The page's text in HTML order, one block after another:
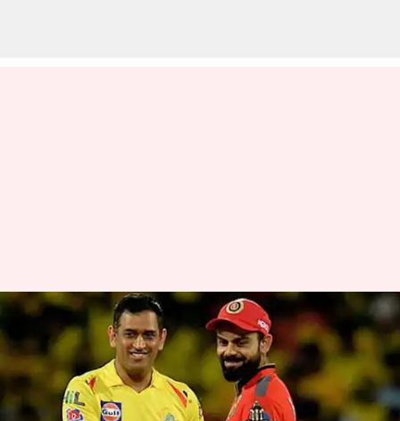
क्या नहीं खेला जाएगा ऑल स्टार IPL
मैच? अपने खिलाड़ी देने को तैयार नहीं
टीमें
लेखन मोहम्मद वाहिद Feb 06, 2020 07:34 pm